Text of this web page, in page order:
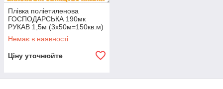
Плівка поліетиленова
ГОСПОДАРСЬКА 190мк
РУКАВ 1,5м (3х50м=150кв.м)
Немає в наявності
Ціну уточнюйте